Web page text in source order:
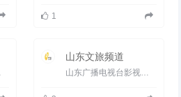
1
山东文旅频道
山东广播电视台影视频道更名为山东广播电视台文旅频道山东广播电视台文旅频道（频道呼号：SDTV-3 ）是山东广播电...